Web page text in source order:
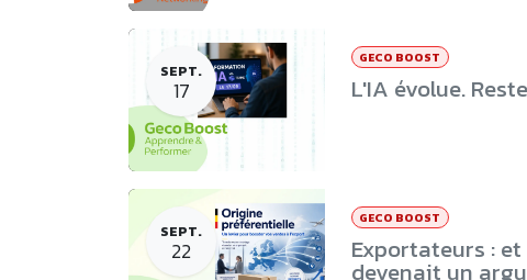
SEPT.
17
GECO BOOST
L'IA évolue.
SEPT.
22
GECO BOOST
Exportateurs :
devenait un